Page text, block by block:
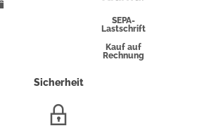
SEPA-
Lastschrift
Kauf auf
Rechnung
Sicherheit